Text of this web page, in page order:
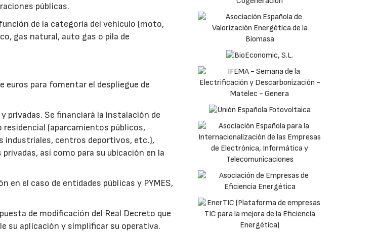
públicas.
de la categoría del vehículo (moto,
gas natural, auto gas o pila de
euros para fomentar el despliegue de
privadas. Se financiará la instalación de
(aparcamientos públicos,
industriales, centros deportivos, etc.),
así como para su ubicación en la
en el caso de entidades públicas y PYMES,
de modificación del Real Decreto que
su aplicación y simplificar su operativa.